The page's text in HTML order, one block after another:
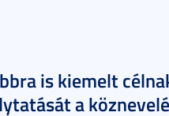
is kiemelt
a